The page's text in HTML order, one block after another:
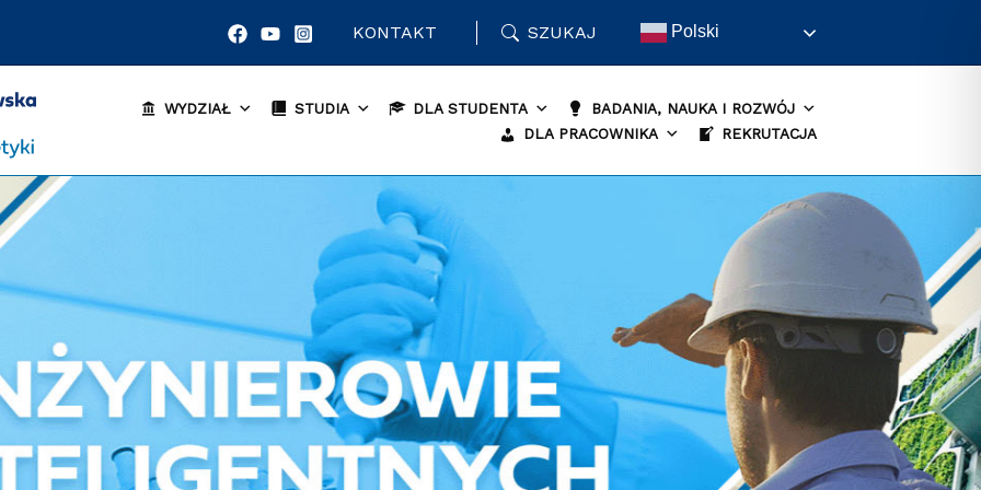
KONTAKT SZUKAJ Polski
WYDZIAŁ STUDIA DLA STUDENTA
BADANIA, NAUKA I ROZWÓJ
DLA PRACOWNIKA
REKRUTACJA